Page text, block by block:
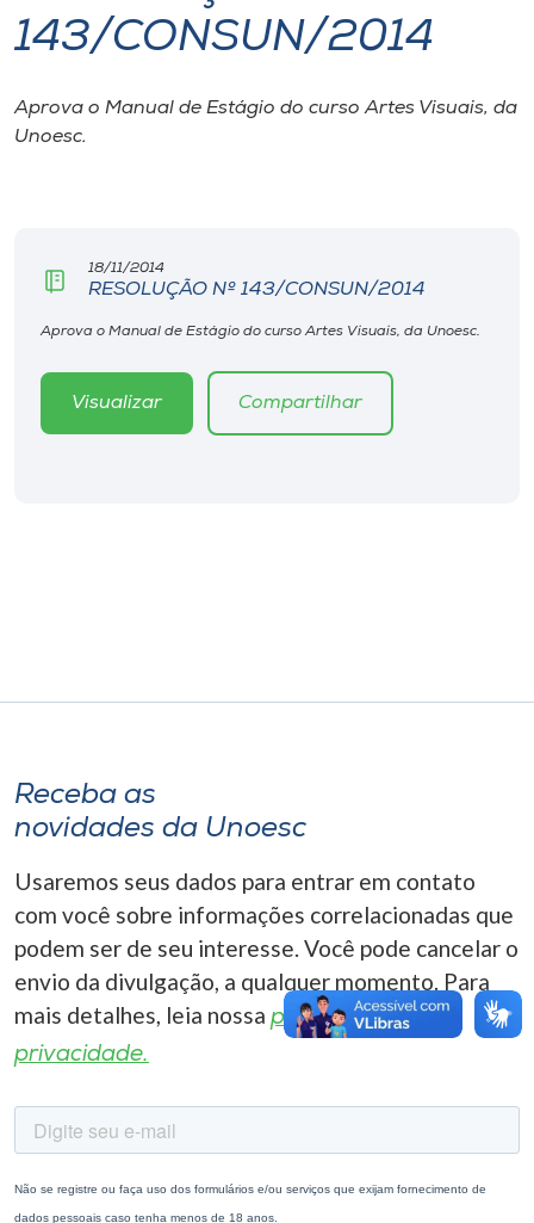
I.nova
Diplomados
CPA
Biblioteca
Editora
o idioma
A+
A-
143/CONSUN/2014
Aprova o Manual de Estágio do curso Artes Visuais, da
Unoesc.
18/11/2014
RESOLUÇÃO Nº 143/CONSUN/2014
Aprova o Manual de Estágio do curso Artes Visuais, da Unoesc.
Visualizar Compartilhar
Receba as
novidades da Unoesc
Usaremos seus dados para entrar em contato
com você sobre informações correlacionadas que
podem ser de seu interesse. Você pode cancelar o
envio da divulgação, a qualquer momento. Para
mais detalhes, leia nossa política de
privacidade.